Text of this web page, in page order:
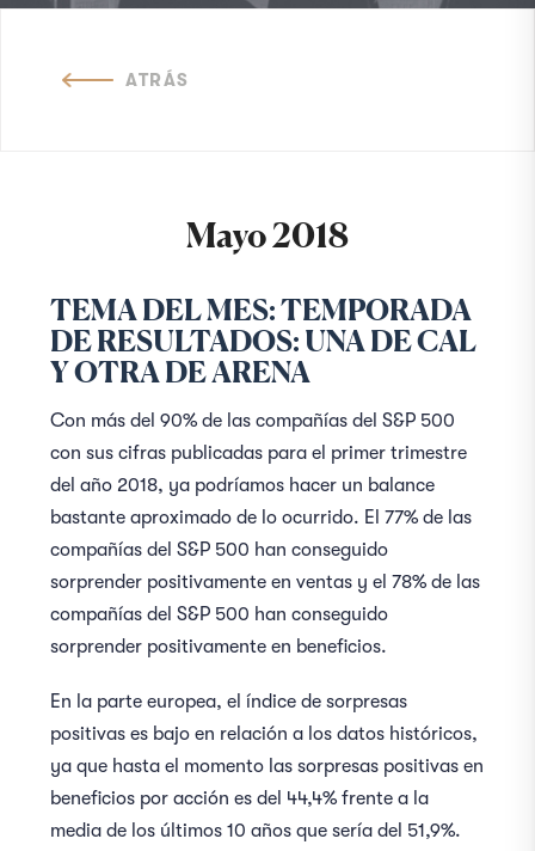
ATRÁS
Mayo 2018
TEMA DEL MES: TEMPORADA
DE RESULTADOS: UNA DE CAL
Y OTRA DE ARENA
Con más del 90% de las compañías del S&P 500
con sus cifras publicadas para el primer trimestre
del año 2018, ya podríamos hacer un balance
bastante aproximado de lo ocurrido. El 77% de las
compañías del S&P 500 han conseguido
sorprender positivamente en ventas y el 78% de las
compañías del S&P 500 han conseguido
sorprender positivamente en beneficios.
En la parte europea, el índice de sorpresas
positivas es bajo en relación a los datos históricos,
ya que hasta el momento las sorpresas positivas en
beneficios por acción es del 44,4% frente a la
media de los últimos 10 años que sería del 51,9%.